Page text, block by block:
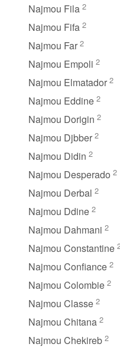
Najmou Fila 2
Najmou Fifa 2
Najmou Far 2
Najmou Empoli 2
Najmou Elmatador 2
Najmou Eddine 2
Najmou Dorigin 2
Najmou Djbber 2
Najmou Didin 2
Najmou Desperado 2
Najmou Derbal 2
Najmou Ddine 2
Najmou Dahmani 2
Najmou Constantine
Najmou Confiance 2
Najmou Colombie 2
Najmou Classe 2
Najmou Chitana 2
Najmou Chekireb 2